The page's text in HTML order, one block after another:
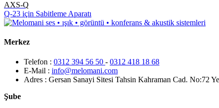
AXS-Q
Q-23 için Sabitleme Aparatı
Merkez
Telefon : 0312 394 56 50 - 0312 418 18 68
E-Mail : info@melomani.com
Adres : Gersan Sanayi Sitesi Tahsin Kahraman Cad. No:72
Şube